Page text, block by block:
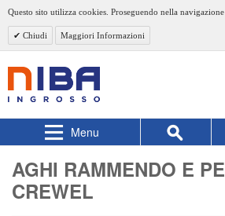
Questo sito utilizza cookies. Proseguendo nella
Chiudi Maggiori Informazioni
Menu
AGHI RAMMENDO E
CREWEL